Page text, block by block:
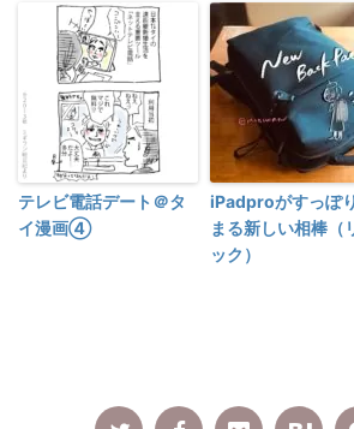
テレビ電話デート＠タ
イ漫画④
iPadproがすっぽ
まる新しい相棒（
ック）